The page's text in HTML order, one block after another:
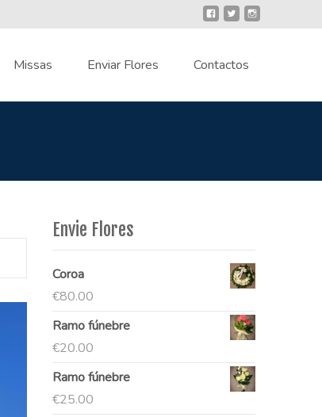
Missas Enviar Flores Contactos
Envie Flores
Coroa
€80.00
Ramo fúnebre
€20.00
Ramo fúnebre
€25.00